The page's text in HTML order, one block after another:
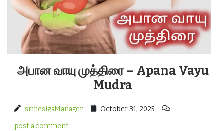
அபான வாயு முத்திரை – Apana Vayu
Mudra
srinesigaManager October 31, 2025
post a comment